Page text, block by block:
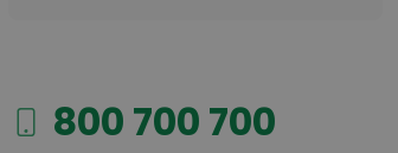
800 700 700